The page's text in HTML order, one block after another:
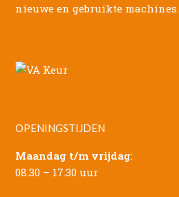
nieuwe en gebruikte machines.
OPENINGSTIJDEN
Maandag t/m vrijdag:
08.30 – 17.30 uur